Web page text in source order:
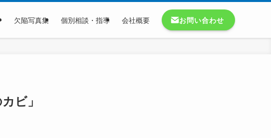
欠陥写真集 個別相談・指導 会社概要 お問い合わせ
ビ」